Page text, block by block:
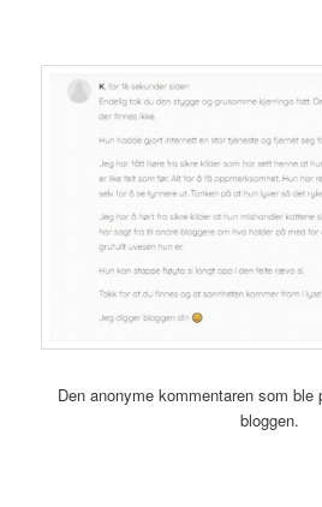
Den anonyme kommentaren som ble
bloggen.